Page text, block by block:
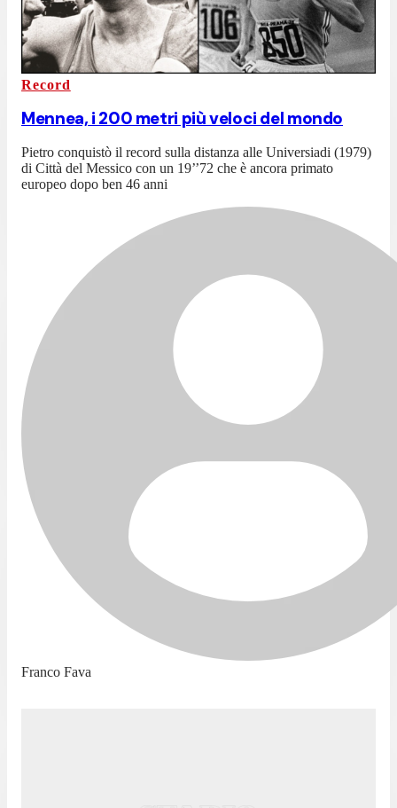
Record
Mennea, i 200 metri più veloci del mondo
Pietro conquistò il record sulla distanza alle Universiadi (1979)
di Città del Messico con un 19’’72 che è ancora primato
europeo dopo ben 46 anni
Franco Fava